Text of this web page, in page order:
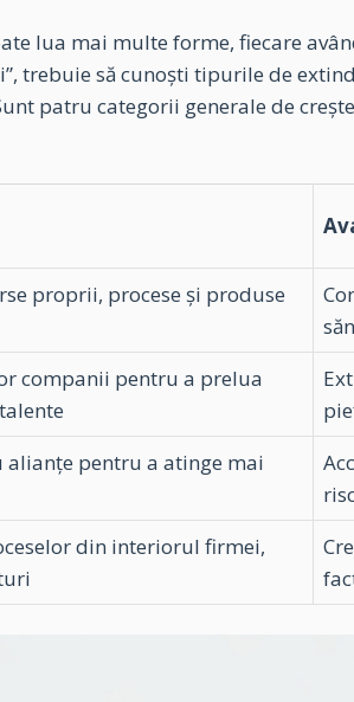
lua mai multe forme, fiecare
trebuie să cunoști tipurile de
patru categorii generale de
proprii, procese și produse
companii pentru a prelua
alianțe pentru a atinge mai
din interiorul firmei,